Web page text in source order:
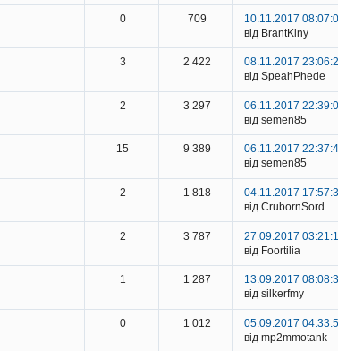
0 709
10.11.2017
від BrantKiny
3 2 422
08.11.2017
від SpeahPhede
2 3 297
06.11.2017
від semen85
15 9 389
06.11.2017
від semen85
2 1 818
04.11.2017
від CrubornSord
2 3 787
27.09.2017
від Foortilia
1 1 287
13.09.2017
від silkerfmy
0 1 012
05.09.2017
від mp2mmotank